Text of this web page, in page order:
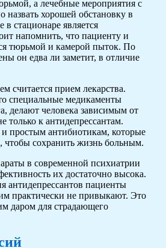
а лечебные мероприятия с
назвать хорошей обстановку в
в стационаре является
напомнить, что пациенту и
тюрьмой и камерой пыток. По
он едва ли заметит, в отличие
считается прием лекарства.
специальные медикаменты
делают человека зависимым от
только к антидепрессантам.
простым антибиотикам, которые
чтобы сохранить жизнь больным.
в современной психиатрии
их достаточно высока.
антидепрессантов пациенты
практически не привыкают. Это
даром для страдающего